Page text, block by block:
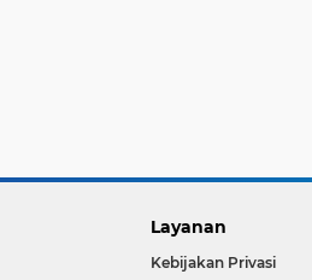
Layanan
Kebijakan Privasi